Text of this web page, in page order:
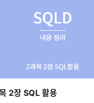
2장 SQL 활용